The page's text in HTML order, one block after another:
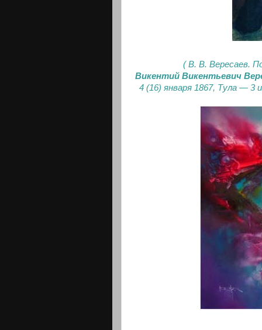
( В. В. Вересаев.
Викентий Викентьевич
4 (16) января 1867, Тула — 3